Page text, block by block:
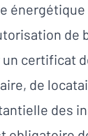
de
certificat
de
des